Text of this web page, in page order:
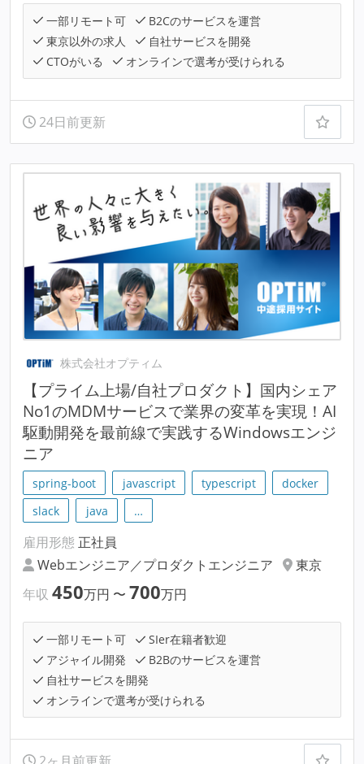
一部リモート可
B2Cのサービスを運営
東京以外の求人
自社サービスを開発
CTOがいる
オンラインで選考が受けられる
24日前更新
株式会社オプティム
【プライム上場/自社プロダクト】国内シェア
No1のMDMサービスで業界の変革を実現！AI
駆動開発を最前線で実践するWindowsエンジ
ニア
spring-boot javascript typescript
docker
slack
java …
雇用形態 正社員
Webエンジニア／プロダクトエンジニア
東京
年収 450万円 〜 700万円
一部リモート可
SIer在籍者歓迎
アジャイル開発
B2Bのサービスを運営
自社サービスを開発
オンラインで選考が受けられる